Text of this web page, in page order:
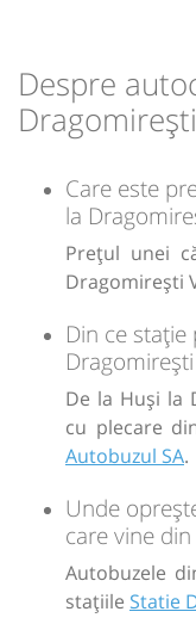
Despre
Care este
la
Prețul unei
Dragomirești
Din ce
Dragomirești
De la Huși la
cu plecare
Autobuzul SA.
Unde
care vine
Autobuzele
stațiile Statie